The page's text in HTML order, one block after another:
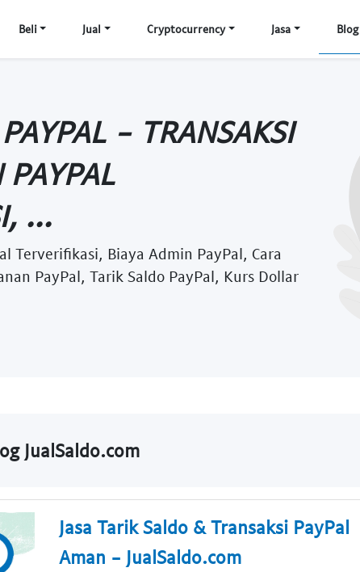
Beli Jual Cryptocurrency Jasa Blog
- TRANSAKSI
PAYPAL
...
Terverifikasi, Biaya Admin PayPal, Cara
PayPal, Tarik Saldo PayPal, Kurs Dollar
JualSaldo.com
Jasa Tarik Saldo & Transaksi PayPal
Aman - JualSaldo.com